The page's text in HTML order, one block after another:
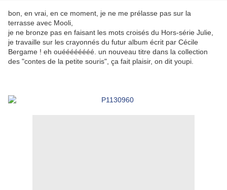
bon, en vrai, en ce moment, je ne me prélasse pas sur la
terrasse avec Mooli,
je ne bronze pas en faisant les mots croisés du Hors-série Julie,
je travaille sur les crayonnés du futur album écrit par Cécile
Bergame ! eh ouéééééééé. un nouveau titre dans la collection
des "contes de la petite souris", ça fait plaisir, on dit youpi.